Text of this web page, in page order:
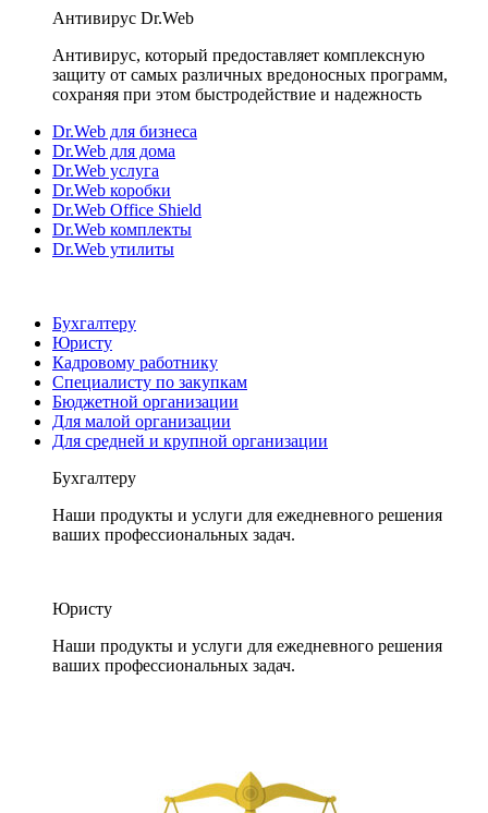
Антивирус Dr.Web
Антивирус, который предоставляет комплексную
защиту от самых различных вредоносных программ,
сохраняя при этом быстродействие и надежность
Dr.Web для бизнеса
Dr.Web для дома
Dr.Web услуга
Dr.Web коробки
Dr.Web Office Shield
Dr.Web комплекты
Dr.Web утилиты
Бухгалтеру
Юристу
Кадровому работнику
Специалисту по закупкам
Бюджетной организации
Для малой организации
Для средней и крупной организации
Бухгалтеру
Наши продукты и услуги для ежедневного решения
ваших профессиональных задач.
Юристу
Наши продукты и услуги для ежедневного решения
ваших профессиональных задач.